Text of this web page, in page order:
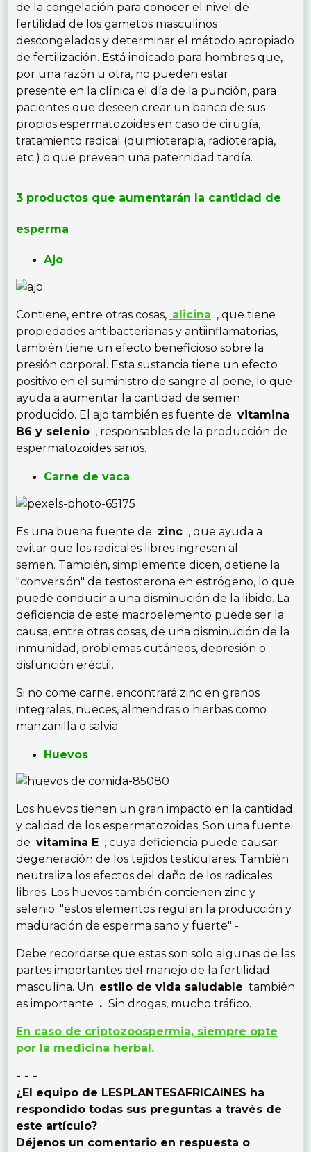
de la congelación para conocer el nivel de
fertilidad de los gametos masculinos
descongelados y determinar el método apropiado
de fertilización. Está indicado para hombres que,
por una razón u otra, no pueden estar
presente en la clínica el día de la punción, para
pacientes que deseen crear un banco de sus
propios espermatozoides en caso de cirugía,
tratamiento radical (quimioterapia, radioterapia,
etc.) o que prevean una paternidad tardía.
3 productos que aumentarán la cantidad de
esperma
Ajo
Contiene, entre otras cosas, alicina , que tiene
propiedades antibacterianas y antiinflamatorias,
también tiene un efecto beneficioso sobre la
presión corporal. Esta sustancia tiene un efecto
positivo en el suministro de sangre al pene, lo que
ayuda a aumentar la cantidad de semen
producido. El ajo también es fuente de vitamina
B6 y selenio , responsables de la producción de
espermatozoides sanos.
Carne de vaca
Es una buena fuente de zinc , que ayuda a
evitar que los radicales libres ingresen al
semen. También, simplemente dicen, detiene la
"conversión" de testosterona en estrógeno, lo que
puede conducir a una disminución de la libido. La
deficiencia de este macroelemento puede ser la
causa, entre otras cosas, de una disminución de la
inmunidad, problemas cutáneos, depresión o
disfunción eréctil.
Si no come carne, encontrará zinc en granos
integrales, nueces, almendras o hierbas como
manzanilla o salvia.
Huevos
Los huevos tienen un gran impacto en la cantidad
y calidad de los espermatozoides. Son una fuente
de vitamina E , cuya deficiencia puede causar
degeneración de los tejidos testiculares. También
neutraliza los efectos del daño de los radicales
libres. Los huevos también contienen zinc y
selenio: "estos elementos regulan la producción y
maduración de esperma sano y fuerte" -
Debe recordarse que estas son solo algunas de las
partes importantes del manejo de la fertilidad
masculina. Un estilo de vida saludable también
es importante . Sin drogas, mucho tráfico.
En caso de criptozoospermia, siempre opte
por la medicina herbal.
- - -
¿El equipo de LESPLANTESAFRICAINES ha
respondido todas sus preguntas a través de
este artículo?
Déjenos un comentario en respuesta o